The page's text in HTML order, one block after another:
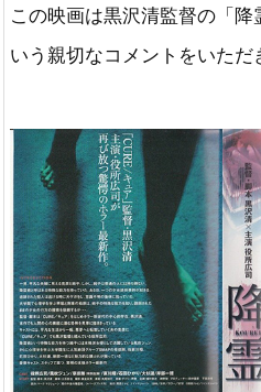
この映画は黒沢清監督の「降
いう親切なコメントをいただ